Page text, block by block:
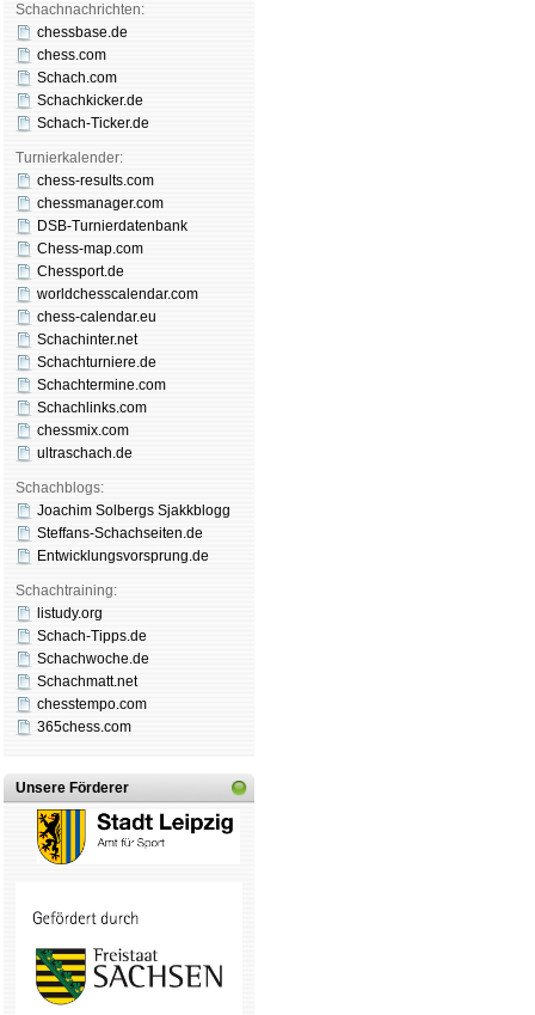
Schachnachrichten:
chessbase.de
chess.com
Schach.com
Schachkicker.de
Schach-Ticker.de
Turnierkalender:
chess-results.com
chessmanager.com
DSB-Turnierdatenbank
Chess-map.com
Chessport.de
worldchesscalendar.com
chess-calendar.eu
Schachinter.net
Schachturniere.de
Schachtermine.com
Schachlinks.com
chessmix.com
ultraschach.de
Schachblogs:
Joachim Solbergs Sjakkblogg
Steffans-Schachseiten.de
Entwicklungsvorsprung.de
Schachtraining:
listudy.org
Schach-Tipps.de
Schachwoche.de
Schachmatt.net
chesstempo.com
365chess.com
Unsere Förderer